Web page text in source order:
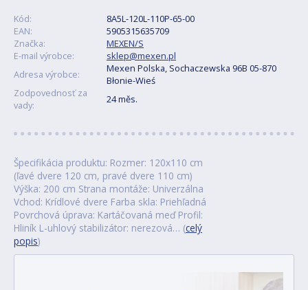
Kód:
8A5L-120L-110P-65-00
EAN:
5905315635709
Značka:
MEXEN/S
E-mail výrobce:
sklep@mexen.pl
Adresa výrobce:
Mexen Polska, Sochaczewska 96B 05-870
Błonie-Wieś
Zodpovednosť za
vady:
24 měs.
Špecifikácia produktu: Rozmer: 120x110 cm
(ľavé dvere 120 cm, pravé dvere 110 cm)
Výška: 200 cm Strana montáže: Univerzálna
Vchod: Krídlové dvere Farba skla: Priehľadná
Povrchová úprava: Kartáčovaná meď Profil:
Hliník L-uhlový stabilizátor: nerezová… (celý
popis)